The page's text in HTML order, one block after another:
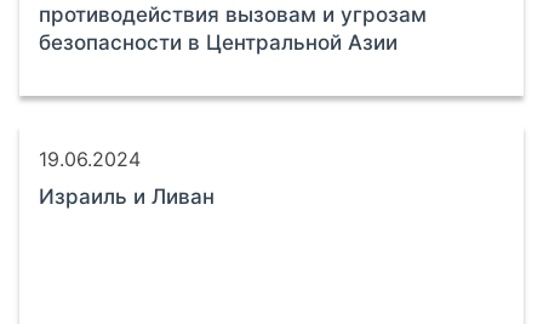
противодействия вызовам и угрозам
безопасности в Центральной Азии
19.06.2024
Израиль и Ливан